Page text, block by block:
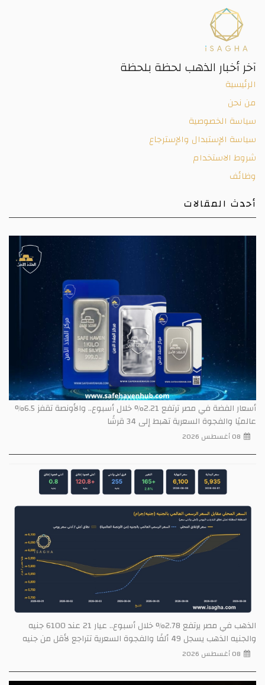
آخر أخبار الذهب لحظة بلحظة
الرئيسية
من نحن
سياسة الخصوصية
سياسة الإستبدال والإسترجاع
شروط الاستخدام
وظائف
أحدث المقالات
أسعار الفضة في مصر ترتفع 2.21% خلال أسبوع.. والأونصة تقفز 6.5%
عالميًا والفجوة السعرية تهبط إلى 34 قرشًا
08 أغسطس 2026
الذهب في مصر يرتفع 2.78% خلال أسبوع.. عيار 21 عند 6100 جنيه
والجنيه الذهب يسجل 49 ألفًا والفجوة السعرية تتراجع لأقل من جنيه
08 أغسطس 2026